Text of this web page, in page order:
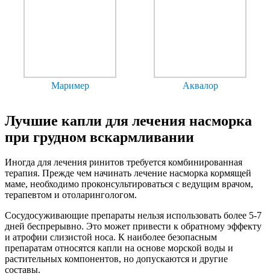
Маример Аквалор
Лучшие капли для лечения насморка
при грудном вскармливании
Иногда для лечения ринитов требуется комбинированная
терапия. Прежде чем начинать лечение насморка кормящей
маме, необходимо проконсультироваться с ведущим врачом,
терапевтом и отоларингологом.
Сосудосуживающие препараты нельзя использовать более 5-7
дней беспрерывно. Это может привести к обратному эффекту
и атрофии слизистой носа. К наиболее безопасным
препаратам относятся капли на основе морской воды и
растительных компонентов, но допускаются и другие
составы.